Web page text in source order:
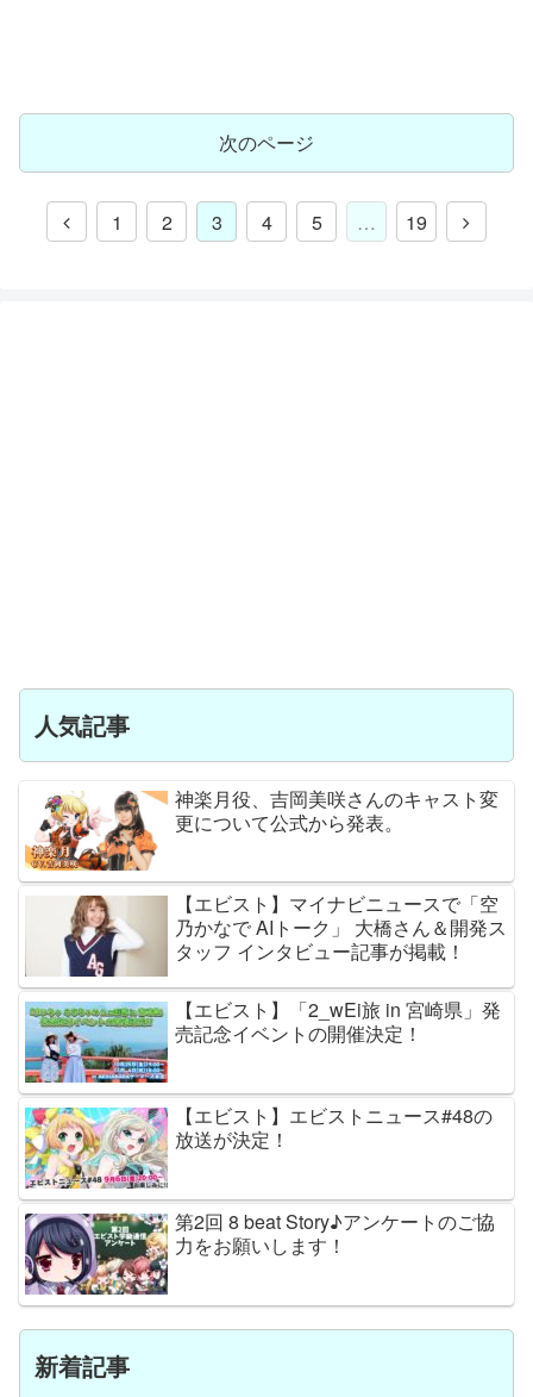
次のページ
1 2 3 4 5 … 19
人気記事
神楽月役、吉岡美咲さんのキャスト変
更について公式から発表。
【エビスト】マイナビニュースで「空
乃かなで AIトーク」 大橋さん＆開発ス
タッフ インタビュー記事が掲載！
【エビスト】「2_wEi旅 in 宮崎県」発
売記念イベントの開催決定！
【エビスト】エビストニュース#48の
放送が決定！
第2回 8 beat Story♪アンケートのご協
力をお願いします！
新着記事